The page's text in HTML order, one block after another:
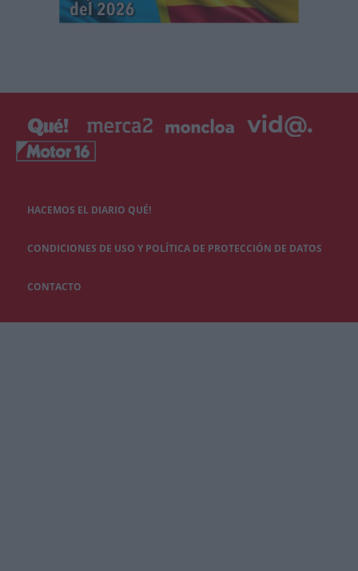
HACEMOS EL DIARIO QUÉ!
CONDICIONES DE USO Y POLÍTICA DE PROTECCIÓN DE DATOS
CONTACTO